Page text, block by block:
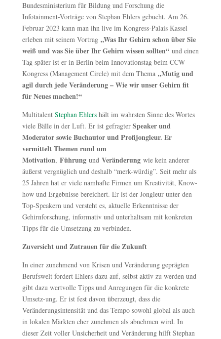
Bundesministerium für Bildung und Forschung die
Infotainment-Vorträge von Stephan Ehlers gebucht. Am 26.
Februar 2023 kann man ihn live im Kongress-Palais Kassel
erleben mit seinem Vortrag „Was Ihr Gehirn schon über Sie
weiß und was Sie über Ihr Gehirn wissen sollten“und einen
Tag später ist er in Berlin beim Innovationstag beim CCW-
Kongress (Management Circle) mit dem Thema „Mutig und
agil durch jede Veränderung – Wie wir unser Gehirn fit
für Neues machen!“
Multitalent Stephan Ehlershält im wahrsten Sinne des Wortes
viele Bälle in der Luft. Er ist gefragter Speaker und
Moderator sowie Buchautor und Profijongleur. Er
vermittelt Themen rund um
Motivation, FührungundVeränderung wie kein anderer
äußerst vergnüglich und deshalb “merk-würdig”. Seit mehr als
25 Jahren hat er viele namhafte Firmen um Kreativität, Know-
how und Ergebnisse bereichert. Er ist der Jongleur unter den
Top-Speakern und versteht es, aktuelle Erkenntnisse der
Gehirnforschung, informativ und unterhaltsam mit konkreten
Tipps für die Umsetzung zu verbinden.
Zuversicht und Zutrauen für die Zukunft
In einer zunehmend von Krisen und Veränderung geprägten
Berufswelt fordert Ehlers dazu auf, selbst aktiv zu werden und
gibt dazu wertvolle Tipps und Anregungen für die konkrete
Umsetz-ung. Er ist fest davon überzeugt, dass die
Veränderungsintensität und das Tempo sowohl global als auch
in lokalen Märkten eher zunehmen als abnehmen wird. In
dieser Zeit voller Unsicherheit und Veränderung hilft Stephan